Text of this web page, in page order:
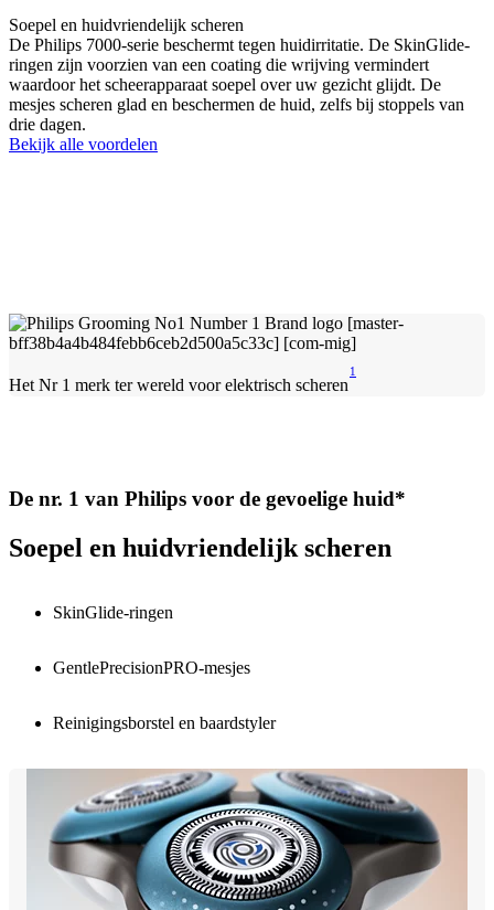
Soepel en huidvriendelijk scheren
De Philips 7000-serie beschermt tegen huidirritatie. De SkinGlide-
ringen zijn voorzien van een coating die wrijving vermindert
waardoor het scheerapparaat soepel over uw gezicht glijdt. De
mesjes scheren glad en beschermen de huid, zelfs bij stoppels van
drie dagen.
Bekijk alle voordelen
Het Nr 1 merk ter wereld voor elektrisch scheren
1
De nr. 1 van Philips voor de gevoelige huid*
Soepel en huidvriendelijk scheren
SkinGlide-ringen
GentlePrecisionPRO-mesjes
Reinigingsborstel en baardstyler